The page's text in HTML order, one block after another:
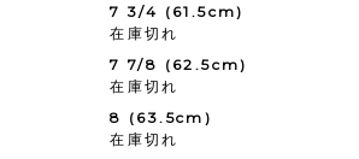
7 3/4 (61.5cm)
在庫切れ
7 7/8 (62.5cm)
在庫切れ
8 (63.5cm)
在庫切れ